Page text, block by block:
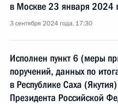
в Москве 23 января 2024
3 сентября 2024 года, 17:30
Исполнен пункт 6 (меры
поручений, данных по
в Республике Саха
Президента Российской